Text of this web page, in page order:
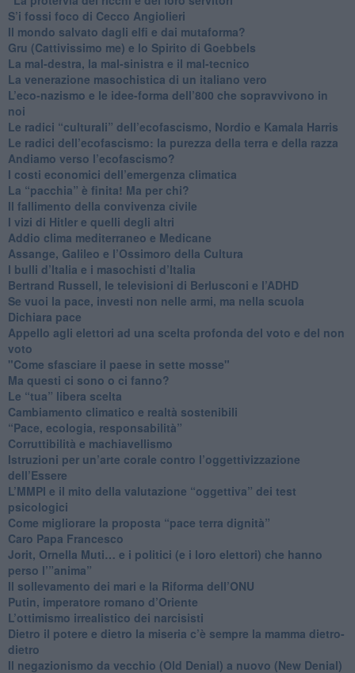
S’i fossi foco di Cecco Angiolieri
​Il mondo salvato dagli elfi e dai mutaforma?
Gru (Cattivissimo me) e lo Spirito di Goebbels
​La mal-destra, la mal-sinistra e il mal-tecnico
​La venerazione masochistica di un italiano vero
​L’eco-nazismo e le idee-forma dell’800 che sopravvivono in
noi
​Le radici “culturali” dell’ecofascismo, Nordio e Kamala Harris
Le radici dell’ecofascismo: la purezza della terra e della razza
Andiamo verso l’ecofascismo?
I costi economici dell’emergenza climatica
​La “pacchia” è finita! Ma per chi?
​Il fallimento della convivenza civile
​I vizi di Hitler e quelli degli altri
Addio clima mediterraneo e Medicane
​Assange, Galileo e l’Ossimoro della Cultura
​I bulli d’Italia e i masochisti d’Italia
​Bertrand Russell, le televisioni di Berlusconi e l’ADHD
​Se vuoi la pace, investi non nelle armi, ma nella scuola
​Dichiara pace
​Appello agli elettori ad una scelta profonda del voto e del non
voto
"Come sfasciare il paese in sette mosse"
​Ma questi ci sono o ci fanno?
​Le “tua” libera scelta
Cambiamento climatico e realtà sostenibili
“Pace, ecologia, responsabilità”
​Corruttibilità e machiavellismo
Istruzioni per un’arte corale contro l’oggettivizzazione
dell’Essere
​L’MMPI e il mito della valutazione “oggettiva” dei test
psicologici
Come migliorare la proposta “pace terra dignità”
Caro Papa Francesco
​Jorit, Ornella Muti… e i politici (e i loro elettori) che hanno
perso l’”anima”
​Il sollevamento dei mari e la Riforma dell’ONU
Putin, imperatore romano d’Oriente
​L’ottimismo irrealistico dei narcisisti
​Dietro il potere e dietro la miseria c’è sempre la mamma dietro-
dietro
Il negazionismo da vecchio (Old Denial) a nuovo (New Denial)